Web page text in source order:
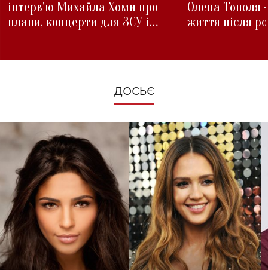
інтерв'ю Михайла Хоми про
плани, концерти для ЗСУ і
Олена Тополя
життя після
ДОСЬЄ